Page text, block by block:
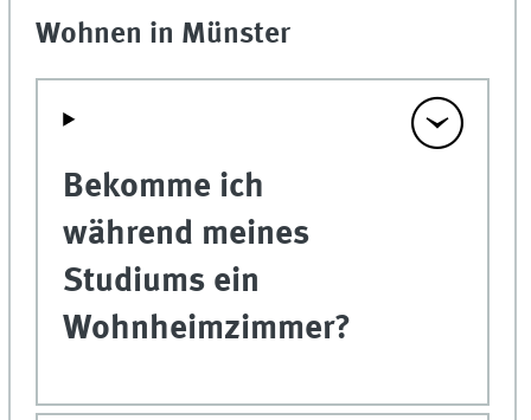
Wohnen in Münster
Bekomme ich
während meines
Studiums ein
Wohnheimzimmer?